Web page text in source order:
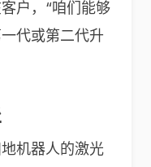
户，“咱们能够
代或第二代升
机器人的激光